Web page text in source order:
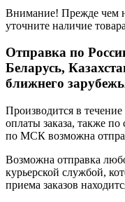
Внимание! Прежде чем
уточните наличие
Отправка по
Беларусь,
ближнего
Производится в
оплаты заказа, также по
по МСК возможна
Возможна отправка
курьерской службой,
приема заказов